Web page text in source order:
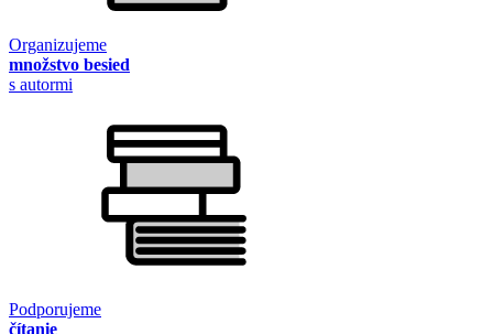
Organizujeme
množstvo besied
s autormi
Podporujeme
čítanie